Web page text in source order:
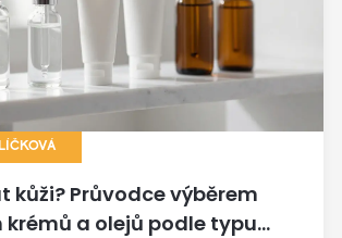
kůži? Průvodce výběrem
krémů a olejů podle typu